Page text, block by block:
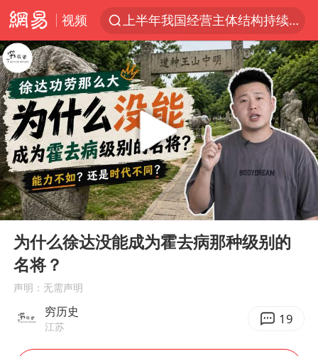
视频
上半年我国经营主体结构持续优化
俄称边境州遭乌大规模袭击已致13伤
杭州机场已取消航班388架次
于东来回应胖东来近25年老店年底关闭
浙江省委书记：该停下的坚决停下来
中国籍豪华游艇富商之子在泰国被杀
白海豚北上或致京津冀暴雨
美将每月供乌爱国者拦截导弹
上海中心千吨“镇楼神器”摆动明显
世界第1特鲁姆普斯诺克中国赛一轮游
新疆一婚礼线上邀请引热议
Play
00:00
为什么徐达没能成为霍去病那种级别的
名将？
声明：无需声明
穷历史
江苏 19